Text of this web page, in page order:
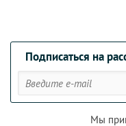
Подписаться на
Мы